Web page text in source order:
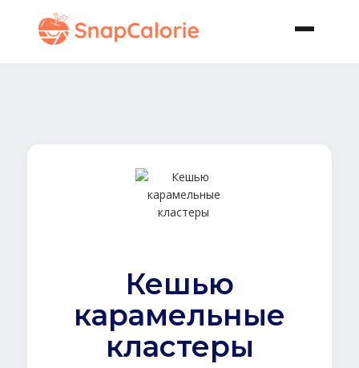
Кешью
карамельные
кластеры